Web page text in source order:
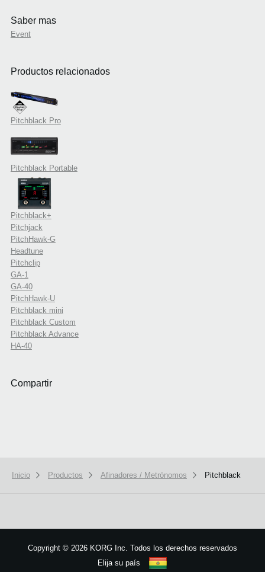
Saber mas
Event
Productos relacionados
Pitchblack Pro
Pitchblack Portable
Pitchblack+
Pitchjack
PitchHawk-G
Headtune
Pitchclip
GA-1
GA-40
PitchHawk-U
Pitchblack mini
Pitchblack Custom
Pitchblack Advance
HA-40
Compartir
Inicio Productos Afinadores / Metrónomos Pitchblack
Copyright © 2026 KORG Inc. Todos los derechos reservados
Elija su país